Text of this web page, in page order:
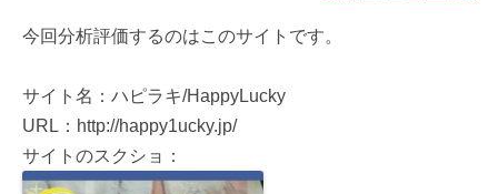
今回分析評価するのはこのサイトです。
サイト名：ハピラキ/HappyLucky
URL：http://happy1ucky.jp/
サイトのスクショ：